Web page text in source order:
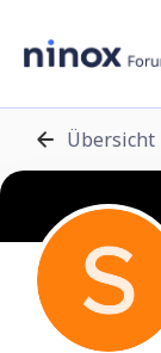
Übersicht